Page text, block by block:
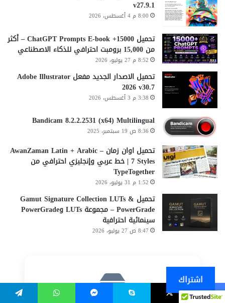
v27.9.1
8:00 م 4 أغسطس، 2026
تحميل 15000+ ChatGPT Prompts E-book – أكثر
من 15,000 برومبت احترافي للذكاء الاصطناعي
8:52 م 27 يوليو، 2026
تحميل الاصدار الجديد مفعل Adobe Illustrator
2026 v30.7
3:38 م 3 أغسطس، 2026
Bandicam 8.2.2.2531 (x64) Multilingual
8:36 ص 19 سبتمبر، 2025
تحميل اوان زمان AwanZaman Latin + Arabic –
7 Styles | خط عربي وإنجليزي احترافي من
TypeTogether
1:52 م 31 يوليو، 2026
تحميل Gamut Signature Collection LUTs &
PowerGrade – مجموعة LUTs وPowerGrade
سينمائية احترافية
8:47 ص 27 يوليو، 2026
اشتراك